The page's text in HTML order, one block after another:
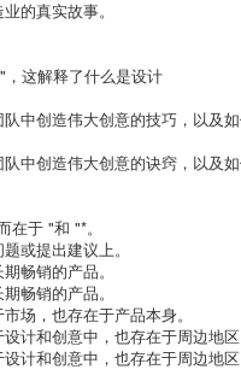
的真实故事。
这解释了什么是设计
中创造伟大创意的技巧，以及
中创造伟大创意的诀窍，以及
在于 "和 "*。
或提出建议上。
畅销的产品。
畅销的产品。
场，也存在于产品本身。
计和创意中，也存在于周边地区
计和创意中，也存在于周边地区